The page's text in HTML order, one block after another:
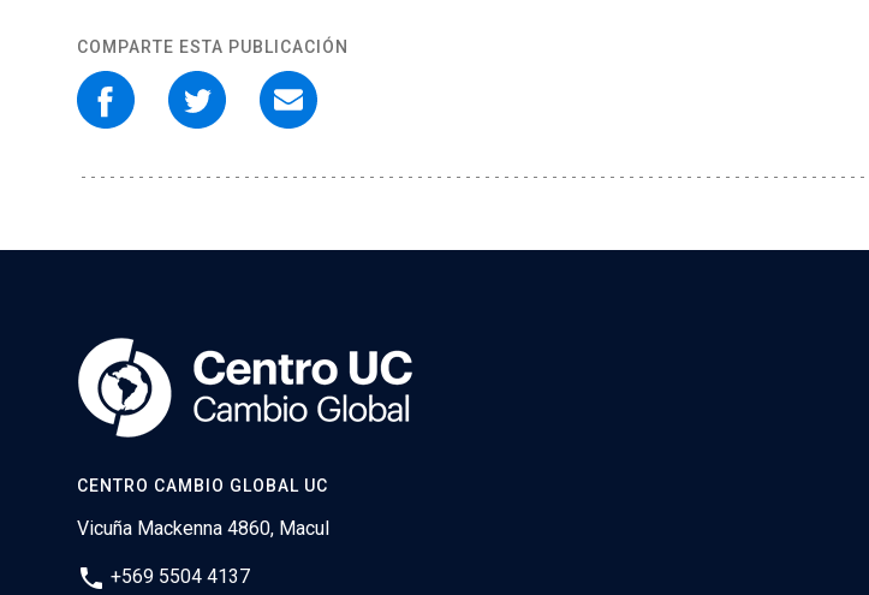
COMPARTE ESTA PUBLICACIÓN
CENTRO CAMBIO GLOBAL UC
Vicuña Mackenna 4860, Macul
phone +569 5504 4137